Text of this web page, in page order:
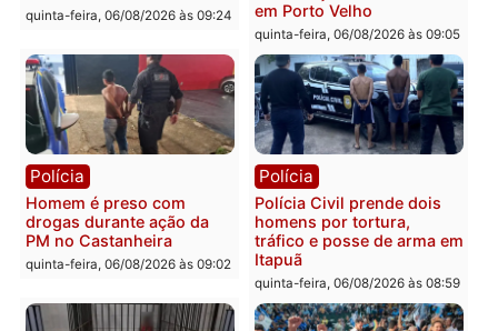
Polícia
Policiais militares
recuperam moto furtada e
prendem trio na zona
Leste
quinta-feira, 06/08/2026 às 09:28
Polícia
Jovem é encontrado
na Rua dos Cravos e
é investigado pela
em RO
quinta-feira, 06/08/2026 às